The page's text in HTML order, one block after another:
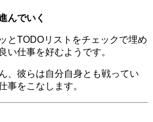
んでいく
とTODOリストをチェックで埋め
い仕事を好むようです。
、彼らは自分自身とも戦ってい
事をこなします。